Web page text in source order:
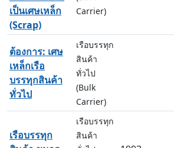
เป็นเศษเหล็ก
(Scrap)
Carrier)
ต้องการ: เศษ
เหล็กเรือ
บรรทุกสินค้า
ทั่วไป
เรือบรรทุก
สินค้า
ทั่วไป
(Bulk
Carrier)
เรือบรรทุก
เรือบรรทุก
สินค้า